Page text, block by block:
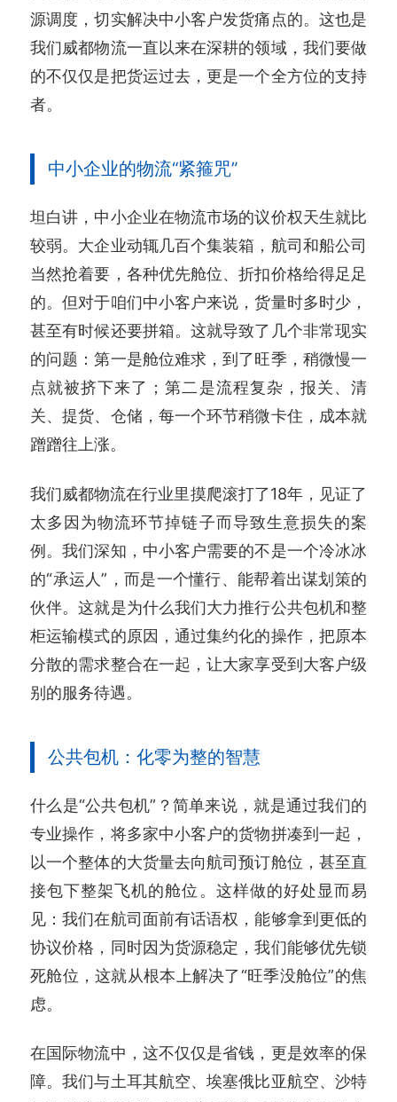
源调度，切实解决中小客户发货痛点的。这也是
我们威都物流一直以来在深耕的领域，我们要做
的不仅仅是把货运过去，更是一个全方位的支持
者。
中小企业的物流“紧箍咒”
坦白讲，中小企业在物流市场的议价权天生就比
较弱。大企业动辄几百个集装箱，航司和船公司
当然抢着要，各种优先舱位、折扣价格给得足足
的。但对于咱们中小客户来说，货量时多时少，
甚至有时候还要拼箱。这就导致了几个非常现实
的问题：第一是舱位难求，到了旺季，稍微慢一
点就被挤下来了；第二是流程复杂，报关、清
关、提货、仓储，每一个环节稍微卡住，成本就
蹭蹭往上涨。
我们威都物流在行业里摸爬滚打了18年，见证了
太多因为物流环节掉链子而导致生意损失的案
例。我们深知，中小客户需要的不是一个冷冰冰
的“承运人”，而是一个懂行、能帮着出谋划策的
伙伴。这就是为什么我们大力推行公共包机和整
柜运输模式的原因，通过集约化的操作，把原本
分散的需求整合在一起，让大家享受到大客户级
别的服务待遇。
公共包机：化零为整的智慧
什么是“公共包机”？简单来说，就是通过我们的
专业操作，将多家中小客户的货物拼凑到一起，
以一个整体的大货量去向航司预订舱位，甚至直
接包下整架飞机的舱位。这样做的好处显而易
见：我们在航司面前有话语权，能够拿到更低的
协议价格，同时因为货源稳定，我们能够优先锁
死舱位，这就从根本上解决了“旺季没舱位”的焦
虑。
在国际物流中，这不仅仅是省钱，更是效率的保
障。我们与土耳其航空、埃塞俄比亚航空、沙特